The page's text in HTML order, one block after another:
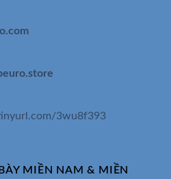
3wu8f393
MIỀN NAM & MIỀN